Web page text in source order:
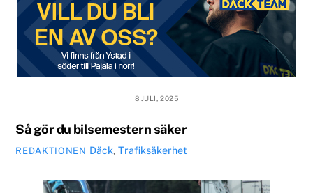
8 JULI, 2025
Så gör du bilsemestern säker
REDAKTIONEN Däck, Trafiksäkerhet